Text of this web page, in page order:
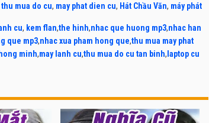
thu mua do cu, may phat dien cu, Hát Chầu Văn, máy phát
cu, kem flan,the hinh,nhac que huong mp3,nhac han
que mp3,nhac xua pham hong que,thu mua may phat
minh,may lanh cu,thu mua do cu tan binh, laptop cu